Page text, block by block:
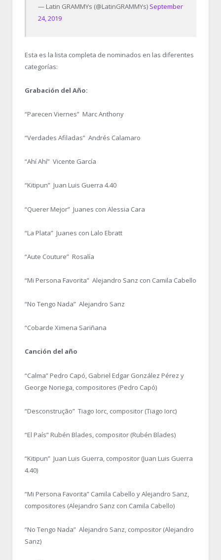
— Latin GRAMMYs (@LatinGRAMMYs) September
24, 2019
Esta es la lista completa de nominados en las diferentes
categorías:
Grabación del Año:
“Parecen Viernes” Marc Anthony
“Verdades Afiladas” Andrés Calamaro
“Ahí Ahí” Vicente García
“Kitipun” Juan Luis Guerra 4.40
“Querer Mejor” Juanes con Alessia Cara
“La Plata” Juanes con Lalo Ebratt
“Aute Couture” Rosalía
“Mi Persona Favorita” Alejandro Sanz con Camila Cabello
“No Tengo Nada” Alejandro Sanz
“Cobarde Ximena Sariñana
Canción del año
“Calma” Pedro Capó, Gabriel Edgar González Pérez y
George Noriega, compositores (Pedro Capó)
“Desconstrução” Tiago Iorc, compositor (Tiago Iorc)
“El País” Rubén Blades, compositor (Rubén Blades)
“Kitipun” Juan Luis Guerra, compositor (Juan Luis Guerra
4.40)
“Mi Persona Favorita” Camila Cabello y Alejandro Sanz,
compositores (Alejandro Sanz con Camila Cabello)
“No Tengo Nada” Alejandro Sanz, compositor (Alejandro
Sanz)